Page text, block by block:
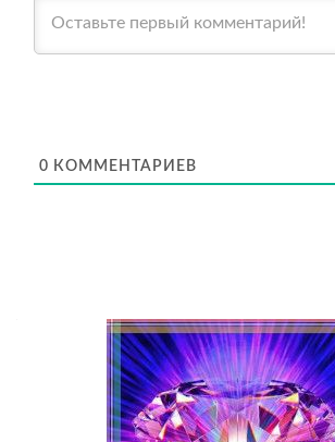
0 КОММЕНТАРИЕВ